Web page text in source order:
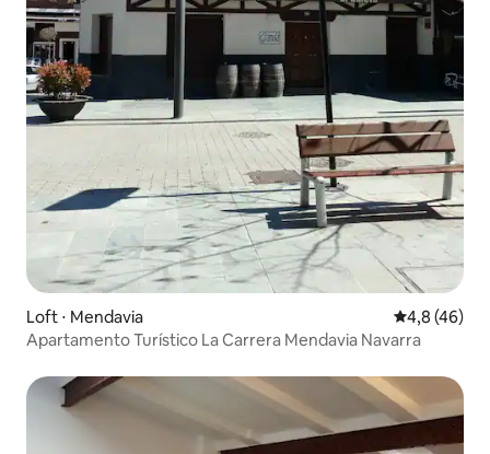
Loft ⋅ Mendavia 4,8 de uma
4,8 (46)
Apartamento Turístico La Carrera Mendavia Navarra